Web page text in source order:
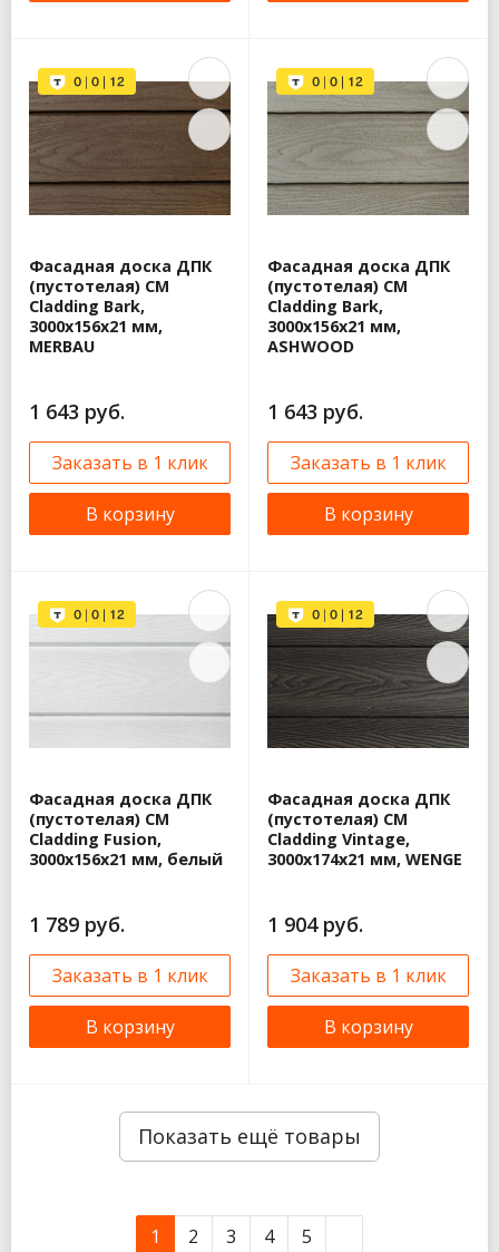
Фасадная доска ДПК
(пустотелая) CM
Cladding Bark,
3000х156х21 мм,
MERBAU
1 643 руб.
Заказать в 1 клик
В корзину
Фасадная доска ДПК
(пустотелая) CM
Cladding Bark,
3000х156х21 мм,
ASHWOOD
1 643 руб.
Заказать в 1 клик
В корзину
Фасадная доска ДПК
(пустотелая) CM
Cladding Fusion,
3000х156х21 мм, белый
1 789 руб.
Заказать в 1 клик
В корзину
Фасадная доска ДПК
(пустотелая) CM
Cladding Vintage,
3000х174х21 мм, WENGE
1 904 руб.
Заказать в 1 клик
В корзину
Показать ещё товары
1 2 3 4 5